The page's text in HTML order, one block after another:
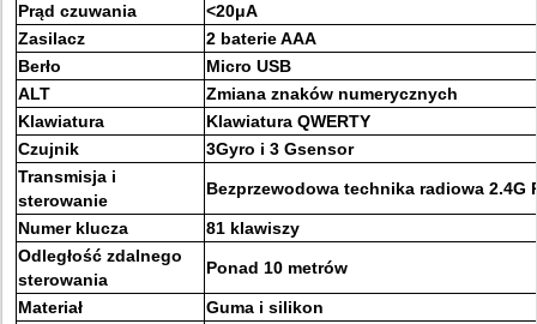
Prąd czuwania
<20μA
Zasilacz
2 baterie AAA
Berło
Micro USB
ALT
Zmiana znaków numerycznych
Klawiatura
Klawiatura QWERTY
Czujnik
3Gyro i 3 Gsensor
Transmisja i
sterowanie
Bezprzewodowa technika radiowa 2.4G
Numer klucza
81 klawiszy
Odległość zdalnego
sterowania
Ponad 10 metrów
Materiał Guma i silikon